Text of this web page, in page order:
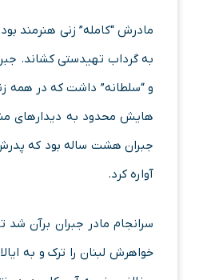
مادرش “کامله” زنی هنرمند
به گرداب تهیدستی کشاند.
و “سلطانه” داشت که در همه‌
‌هایش محدود به دیدارهای
جبران هشت ساله بود که پدرش
آواره کرد.
خواهرش لبنان را ترک و به